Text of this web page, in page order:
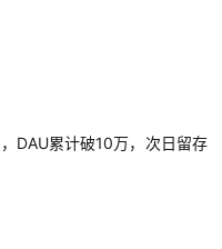
DAU累计破10万，次日留存